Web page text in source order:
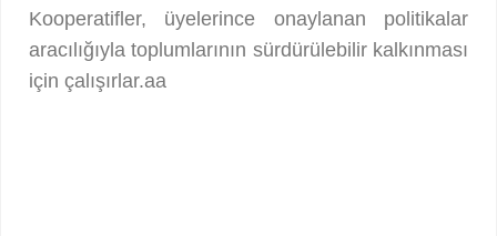
Kooperatifler, üyelerince onaylanan politikalar
aracılığıyla toplumlarının sürdürülebilir kalkınması
için çalışırlar.aa